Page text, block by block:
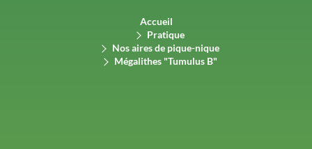
Accueil
Pratique
Nos aires de pique-nique
Mégalithes "Tumulus B"